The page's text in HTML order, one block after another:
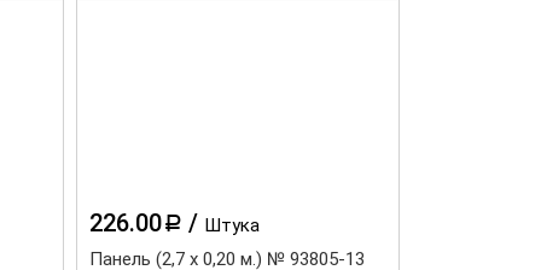
226.00a / Штука
Панель (2,7 х 0,20 м.) № 93805-13